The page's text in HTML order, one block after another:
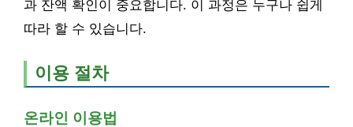
과 잔액 확인이 중요합니다. 이 과정은 누구나 쉽게
따라 할 수 있습니다.
이용 절차
온라인 이용법